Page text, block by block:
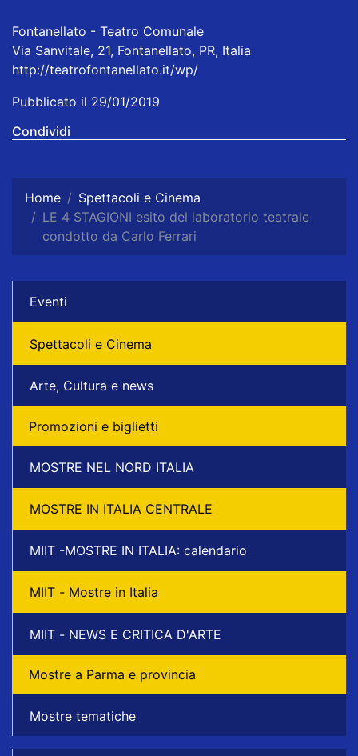
Fontanellato - Teatro Comunale
Via Sanvitale, 21, Fontanellato, PR, Italia
http://teatrofontanellato.it/wp/
Pubblicato il 29/01/2019
Condividi
Home
Spettacoli e Cinema
LE 4 STAGIONI esito del laboratorio teatrale
condotto da Carlo Ferrari
Eventi
Spettacoli e Cinema
Arte, Cultura e news
Promozioni e biglietti
MOSTRE NEL NORD ITALIA
MOSTRE IN ITALIA CENTRALE
MIIT -MOSTRE IN ITALIA: calendario
MIIT - Mostre in Italia
MIIT - NEWS E CRITICA D'ARTE
Mostre a Parma e provincia
Mostre tematiche